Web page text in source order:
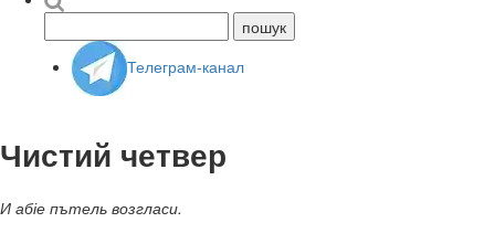
Телеграм-канал
Чистий четвер
И абіе пътель возгласи.